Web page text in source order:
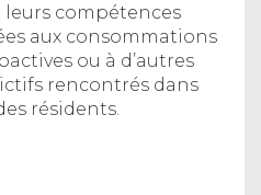
compétences
aux consommations
ou à d’autres
rencontrés dans
résidents.